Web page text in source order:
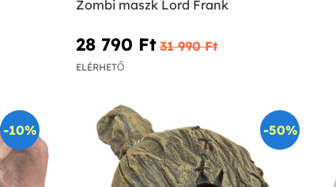
Zombi maszk Lord Frank
28 790 Ft‎ 31 990 Ft‎
ELÉRHETŐ
-10% -50%